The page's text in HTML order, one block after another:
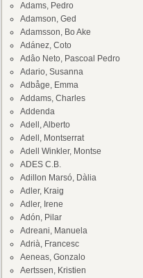
Adams, Pedro
Adamson, Ged
Adamsson, Bo Ake
Adánez, Coto
Adâo Neto, Pascoal Pedro
Adario, Susanna
Adbåge, Emma
Addams, Charles
Addenda
Adell, Alberto
Adell, Montserrat
Adell Winkler, Montse
ADES C.B.
Adillon Marsó, Dàlia
Adler, Kraig
Adler, Irene
Adón, Pilar
Adreani, Manuela
Adrià, Francesc
Aeneas, Gonzalo
Aertssen, Kristien